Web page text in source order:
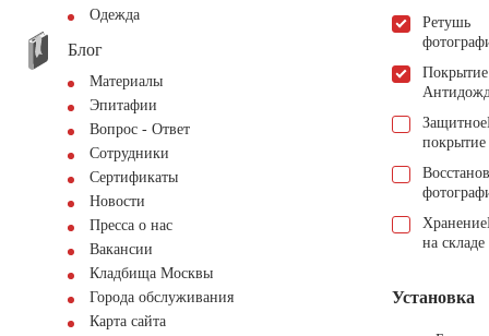
Одежда
Блог
Материалы
Эпитафии
Вопрос - Ответ
Сотрудники
Сертификаты
Новости
Пресса о нас
Вакансии
Кладбища Москвы
Города обслуживания
Карта сайта
Ретушь
Покрытие
Защитное
покрытие
Хранение
на складе
Установка